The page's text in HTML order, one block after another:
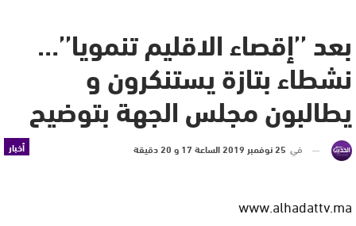
بعد ’’إقصاء الاقليم تنمويا’’…
نشطاء بتازة يستنكرون و
يطالبون مجلس الجهة بتوضيح
أخبار في 25 نوفمبر 2019 الساعة 17 و 20 دقيقة
www.alhadattv.ma